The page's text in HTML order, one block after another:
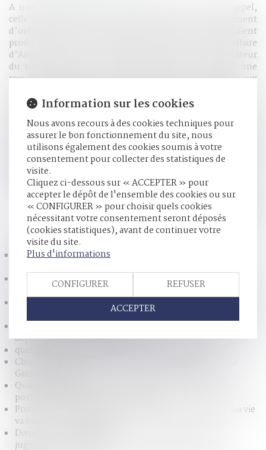
A une dizaine de jours d’intervalle, deux cours d’appel,
celle d’Angers (Maine-et-Loire) et celle de Paris viennent
d’ordonner que les journaux intimes d’un époux soient
produits dans leur procédure de divorce. Dans l’affaire
d’Angers – que nous a transmis Pierre Redoutey, animateur
du site ONB-France – l’épouse, Diane G., introduit une
requête en divorce pour faute, en octobre 2011. Le juge aux
torts exclusifs du mari. Diane, trouvant insuffisantes les
fait appel. A cette occasion, le mari, Jean-Louis, soutient
qu’elle a obtenu frauduleusement son journal intime et
des photomontages compromettants. Or «l’article 259-1
du code civil dispose qu’un époux ne peut verser aux débats
un élément de preuve obtenu par violence ou fraude »...
Lire la suite
HISTORIQUE
La médiation familiale est rendue obligatoire dans 11
Divorce : journal intime et photomontages peuvent être
produits | SOS conso - Blog Le Monde
Le nom d'usage n'est qu'un nom d'emprunt - 20/03/2017
- La Nouvelle République
dépôt à l'AN - Le Monde du Droit
quels délais de prescription ? | service-public.fr
Choix du nom de l’enfant : il faut bien réfléchir… - La
Gazette du Palais
Quid des droits de succession en cas révision du PLU
postérieure au décès - Fiscalonline
Protection de l’enfance : « C’est grâce au foyer que ma vie
va bien » - Via Le Monde
Divorce : il faut rester fidèle entre la séparation et le
jugement - Le Monde
Information sur les cookies
Nous avons recours à des cookies techniques pour
assurer le bon fonctionnement du site, nous
utilisons également des cookies soumis à votre
consentement pour collecter des statistiques de
visite.
Cliquez ci-dessous sur « ACCEPTER » pour
accepter le dépôt de l'ensemble des cookies ou sur
« CONFIGURER » pour choisir quels cookies
nécessitant votre consentement seront déposés
(cookies statistiques), avant de continuer votre
visite du site.
Plus d'informations
CONFIGURER
REFUSER
ACCEPTER